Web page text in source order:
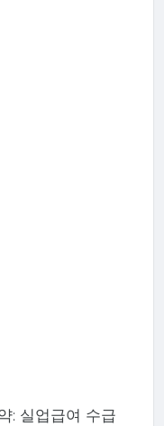
: 실업급여 수급